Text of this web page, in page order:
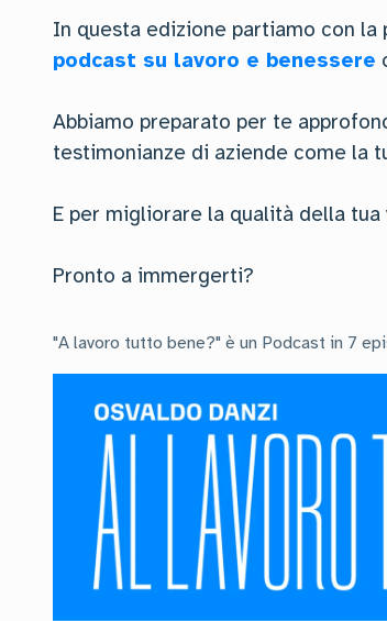
In questa edizione partiamo con
podcast su lavoro e benessere
Abbiamo preparato per te
testimonianze di aziende come la
E per migliorare la qualità della
Pronto a immergerti?
"A lavoro tutto bene?" è un Podcast in 7